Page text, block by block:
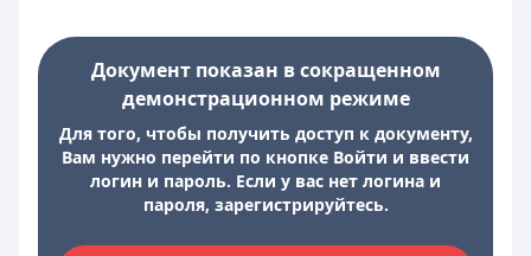
Документ показан в сокращенном
демонстрационном режиме
Для того, чтобы получить доступ к документу,
Вам нужно перейти по кнопке Войти и ввести
логин и пароль. Если у вас нет логина и
пароля, зарегистрируйтесь.